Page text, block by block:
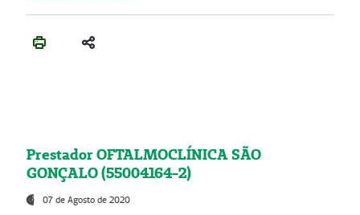
Prestador OFTALMOCLÍNICA SÃO
GONÇALO (55004164-2)
07 de Agosto de 2020